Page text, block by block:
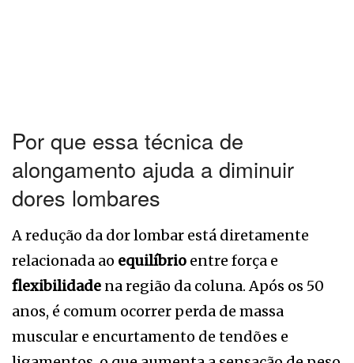
Por que essa técnica de
alongamento ajuda a diminuir
dores lombares
A redução da dor lombar está diretamente
relacionada ao equilíbrio entre força e
flexibilidade na região da coluna. Após os 50
anos, é comum ocorrer perda de massa
muscular e encurtamento de tendões e